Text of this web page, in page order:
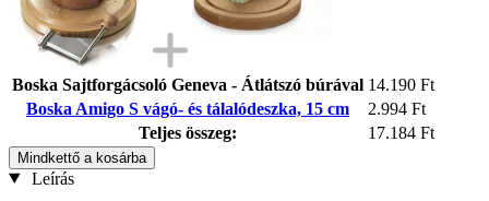
Boska Sajtforgácsoló Geneva - Átlátszó búrával 14.190 Ft
Boska Amigo S vágó- és tálalódeszka, 15 cm
2.994 Ft
Teljes összeg:
17.184 Ft
Mindkettő a kosárba
Leírás